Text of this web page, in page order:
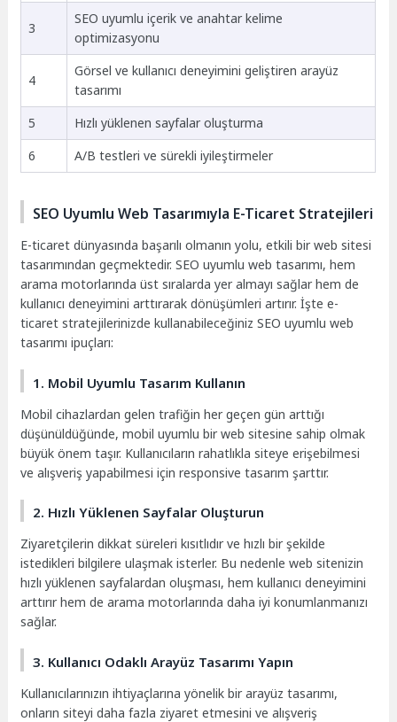
3
SEO uyumlu içerik ve anahtar kelime
optimizasyonu
4
Görsel ve kullanıcı deneyimini geliştiren arayüz
tasarımı
5
Hızlı yüklenen sayfalar oluşturma
6
A/B testleri ve sürekli iyileştirmeler
SEO Uyumlu Web Tasarımıyla E-Ticaret Stratejileri
E-ticaret dünyasında başarılı olmanın yolu, etkili bir web sitesi
tasarımından geçmektedir. SEO uyumlu web tasarımı, hem
arama motorlarında üst sıralarda yer almayı sağlar hem de
kullanıcı deneyimini arttırarak dönüşümleri artırır. İşte e-
ticaret stratejilerinizde kullanabileceğiniz SEO uyumlu web
tasarımı ipuçları:
1. Mobil Uyumlu Tasarım Kullanın
Mobil cihazlardan gelen trafiğin her geçen gün arttığı
düşünüldüğünde, mobil uyumlu bir web sitesine sahip olmak
büyük önem taşır. Kullanıcıların rahatlıkla siteye erişebilmesi
ve alışveriş yapabilmesi için responsive tasarım şarttır.
2. Hızlı Yüklenen Sayfalar Oluşturun
Ziyaretçilerin dikkat süreleri kısıtlıdır ve hızlı bir şekilde
istedikleri bilgilere ulaşmak isterler. Bu nedenle web sitenizin
hızlı yüklenen sayfalardan oluşması, hem kullanıcı deneyimini
arttırır hem de arama motorlarında daha iyi konumlanmanızı
sağlar.
3. Kullanıcı Odaklı Arayüz Tasarımı Yapın
Kullanıcılarınızın ihtiyaçlarına yönelik bir arayüz tasarımı,
onların siteyi daha fazla ziyaret etmesini ve alışveriş